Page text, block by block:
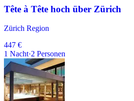
Tête à Tête hoch über Zürich
Zürich Region
447 €
1 Nacht·2 Personen